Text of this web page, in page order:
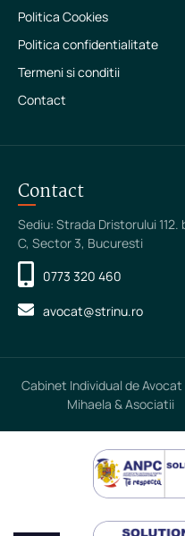
Politica Cookies
Politica confidentialitate
Termeni si conditii
Contact
Contact
Sediu: Strada Dristorului 112.
C, Sector 3, Bucuresti
0773 320 460
avocat@strinu.ro
Cabinet Individual de
Mihaela & Asociatii